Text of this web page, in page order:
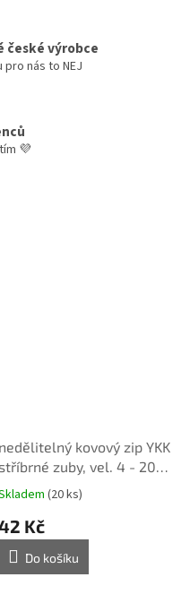
české výrobce
nás to NEJ
💜
nedělitelný kovový zip YKK
stříbrné zuby, vel. 4 - 20
cm, zelený
(20 ks)
Kč
Do košíku